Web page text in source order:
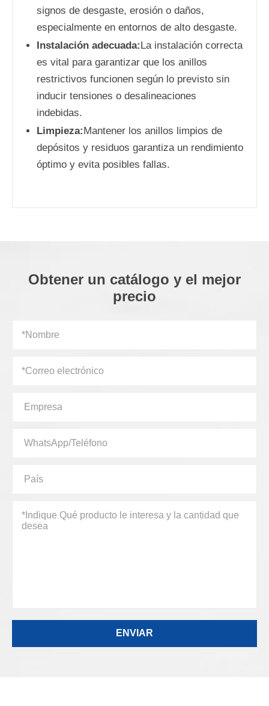
signos de desgaste, erosión o daños,
especialmente en entornos de alto desgaste.
Instalación adecuada:La instalación correcta
es vital para garantizar que los anillos
restrictivos funcionen según lo previsto sin
inducir tensiones o desalineaciones
indebidas.
Limpieza:Mantener los anillos limpios de
depósitos y residuos garantiza un rendimiento
óptimo y evita posibles fallas.
Obtener un catálogo y el mejor
precio